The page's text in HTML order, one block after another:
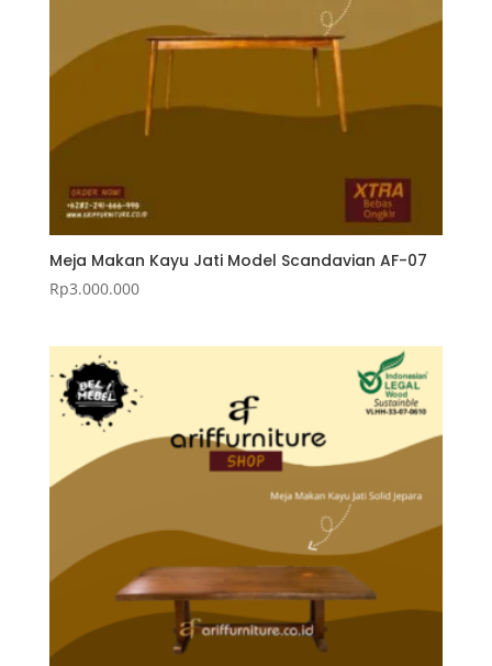
Meja Makan Kayu Jati Model Scandavian AF-07
Rp3.000.000